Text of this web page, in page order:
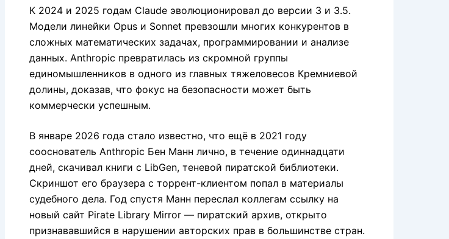
К 2024 и 2025 годам Claude эволюционировал до версии 3 и 3.5.
Модели линейки Opus и Sonnet превзошли многих конкурентов в
сложных математических задачах, программировании и анализе
данных. Anthropic превратилась из скромной группы
единомышленников в одного из главных тяжеловесов Кремниевой
долины, доказав, что фокус на безопасности может быть
коммерчески успешным.
В январе 2026 года стало известно, что ещё в 2021 году
сооснователь Anthropic Бен Манн лично, в течение одиннадцати
дней, скачивал книги с LibGen, теневой пиратской библиотеки.
Скриншот его браузера с торрент-клиентом попал в материалы
судебного дела. Год спустя Манн переслал коллегам ссылку на
новый сайт Pirate Library Mirror — пиратский архив, открыто
признававшийся в нарушении авторских прав в большинстве стран.